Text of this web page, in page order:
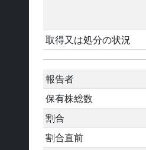
取得又は処分の状況
報告者
保有株総数
割合
割合直前